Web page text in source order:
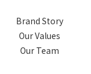
Brand Story
Our Values
Our Team